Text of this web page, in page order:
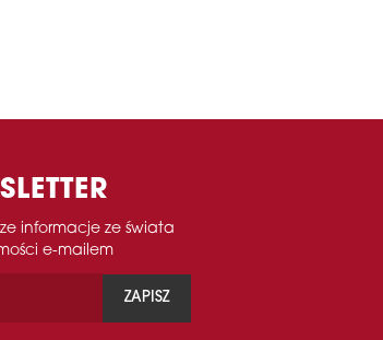
informacje ze świata
e-mailem
ZAPISZ